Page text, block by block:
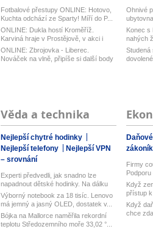
Fotbalové přestupy ONLINE: Hotovo,
Kuchta odchází ze Sparty! Míří do P...
ONLINE: Dukla hostí Kroměříž.
Karviná hraje v Prostějově, v akci i
Opa...
ONLINE: Zbrojovka - Liberec.
Nováček na vlně, připíše si další body
Ohnivé
Konec s
nahých
Studená
Věda a technika
Nejlepší chytré hodinky
Nejlepší telefony
Nejlepší VPN
– srovnání
Experti předvedli, jak snadno lze
napadnout dětské hodinky. Na dálku
z...
Výborný notebook za 18 tisíc. Lenovo
má jemný a jasný OLED, dostatek v...
Bójka na Mallorce naměřila rekordní
teplotu Středozemního moře 33,02 °...
Firmy
Micr...
Když
přístup k
Když
chce